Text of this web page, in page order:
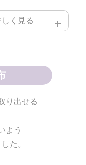
く見る
り出せる
よう
た。